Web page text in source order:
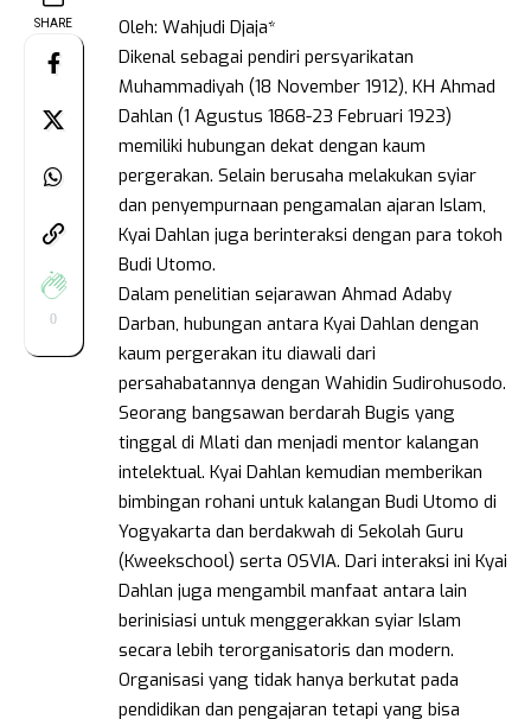
SHARE
0
Oleh: Wahjudi Djaja*
Dikenal sebagai pendiri persyarikatan
Muhammadiyah (18 November 1912), KH Ahmad
Dahlan (1 Agustus 1868-23 Februari 1923)
memiliki hubungan dekat dengan kaum
pergerakan. Selain berusaha melakukan syiar
dan penyempurnaan pengamalan ajaran Islam,
Kyai Dahlan juga berinteraksi dengan para tokoh
Budi Utomo.
Dalam penelitian sejarawan Ahmad Adaby
Darban, hubungan antara Kyai Dahlan dengan
kaum pergerakan itu diawali dari
persahabatannya dengan Wahidin Sudirohusodo.
Seorang bangsawan berdarah Bugis yang
tinggal di Mlati dan menjadi mentor kalangan
intelektual. Kyai Dahlan kemudian memberikan
bimbingan rohani untuk kalangan Budi Utomo di
Yogyakarta dan berdakwah di Sekolah Guru
(Kweekschool) serta OSVIA. Dari interaksi ini Kyai
Dahlan juga mengambil manfaat antara lain
berinisiasi untuk menggerakkan syiar Islam
secara lebih terorganisatoris dan modern.
Organisasi yang tidak hanya berkutat pada
pendidikan dan pengajaran tetapi yang bisa